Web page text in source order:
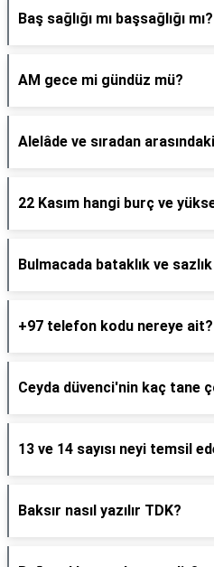
Baş sağlığı mı başsağlığı mı?
AM gece mi gündüz mü?
Alelâde ve sıradan
22 Kasım hangi burç ve
Bulmacada bataklık ve
+97 telefon kodu nereye ait?
Ceyda düvenci'nin kaç tane
13 ve 14 sayısı neyi temsil
Baksır nasıl yazılır TDK?